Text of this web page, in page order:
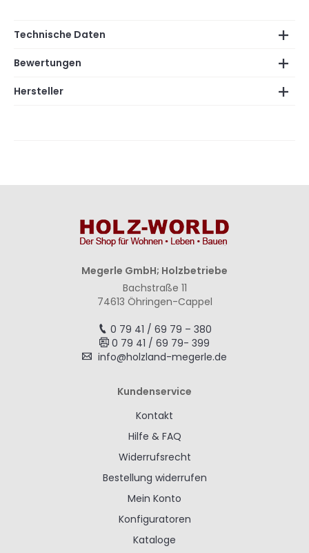
Technische Daten
Bewertungen
Hersteller
Megerle GmbH; Holzbetriebe
Bachstraße 11
74613 Öhringen-Cappel
0 79 41 / 69 79 – 380
0 79 41 / 69 79- 399
info@holzland-megerle.de
Kundenservice
Kontakt
Hilfe & FAQ
Widerrufsrecht
Bestellung widerrufen
Mein Konto
Konfiguratoren
Kataloge